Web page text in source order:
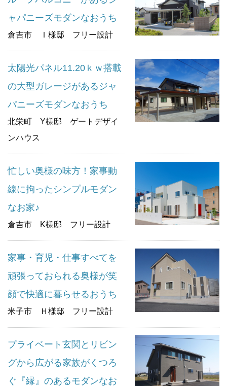
ャパニーズモダンなおうち
倉吉市 Ｉ様邸 フリー設計
太陽光パネル11.20ｋｗ搭載
の大型ガレージがあるジャ
パニーズモダンなおうち
北栄町 Y様邸 ゲートデザイ
ンハウス
忙しい奥様の味方！家事動
線に拘ったシンプルモダン
なお家♪
倉吉市 K様邸 フリー設計
家事・育児・仕事すべてを
頑張っておられる奥様が笑
顔で快適に暮らせるおうち
米子市 Ｈ様邸 フリー設計
プライベート玄関とリビン
グから広がる家族がくつろ
ぐ『縁』のあるモダンなお